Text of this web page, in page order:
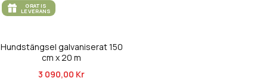
GRATIS
LEVERANS
Hundstängsel galvaniserat 150
cm x 20 m
3 090,00 Kr